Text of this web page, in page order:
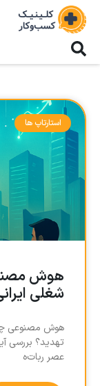
استارتاپ ها
هوش
شغلی
هوش مصنوعی چه
تهدید؟ بررسی
عصر ربات‌ه